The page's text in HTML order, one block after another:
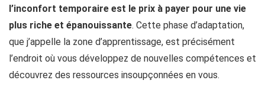
l’inconfort temporaire est le prix à payer pour une vie
plus riche et épanouissante. Cette phase d’adaptation,
que j’appelle la zone d’apprentissage, est précisément
l’endroit où vous développez de nouvelles compétences et
découvrez des ressources insoupçonnées en vous.